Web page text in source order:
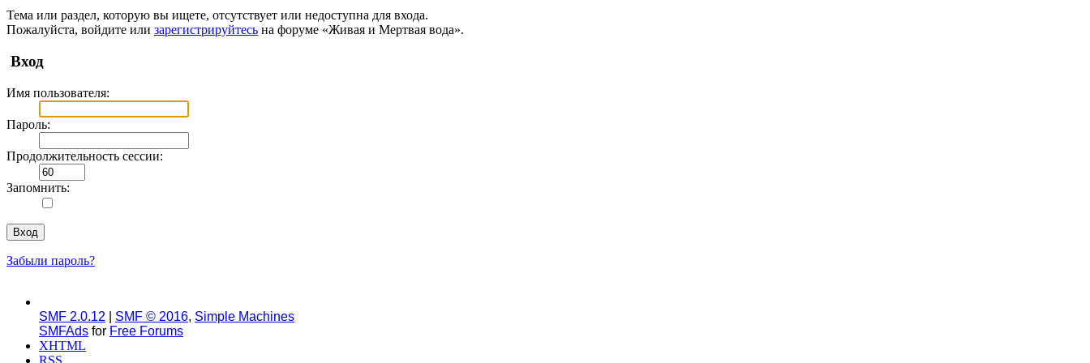
Тема или раздел, которую вы ищете, отсутствует или недоступна для входа.
Пожалуйста, войдите или зарегистрируйтесь на форуме «Живая и Мертвая вода».
Вход
Имя пользователя:
Пароль:
Продолжительность сессии:
Запомнить:
Забыли пароль?
SMF 2.0.12 SMF © 2016, Simple Machines
SMFAds for Free Forums
XHTML
RSS